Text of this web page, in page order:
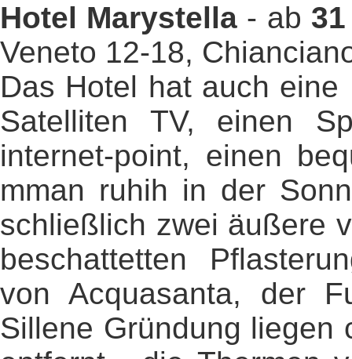
Hotel Marystella - ab 31
Veneto 12-18,
Das Hotel hat auch
Satelliten TV, einen
internet-point, einen
mman ruhih in der
schließlich zwei äußere
beschattetten
von Acquasanta, der
Sillene Gründung liegen